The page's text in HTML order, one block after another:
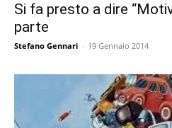
Si fa presto a dire
parte
Stefano Gennari - 19 Gennaio 2014